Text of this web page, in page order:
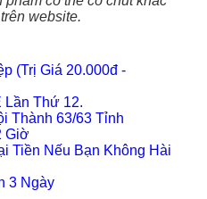
website.
(Trị Giá 20.000đ -
Lần Thứ 12.
Thành 63/63 Tỉnh
Giờ
Tiền Nếu Bạn Không Hài
3 Ngày